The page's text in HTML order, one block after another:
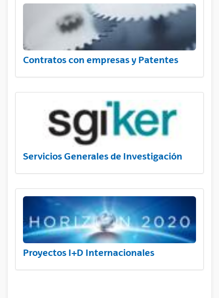
Contratos con empresas y Patentes
Servicios Generales de Investigación
Proyectos I+D Internacionales